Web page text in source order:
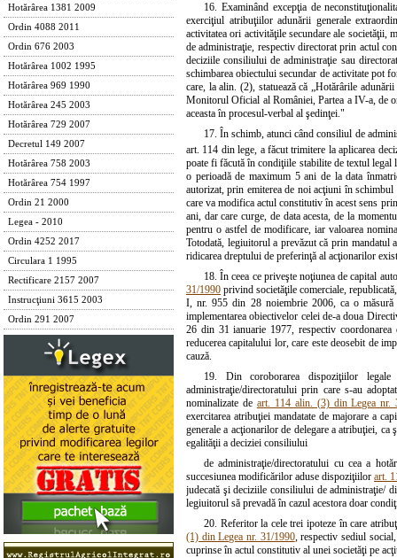
Hotărârea 1381 2009
Ordin 4088 2011
Ordin 676 2003
Hotărârea 1002 1995
Hotărârea 969 1990
Hotărârea 245 2003
Hotărârea 729 2007
Decretul 149 2007
Hotărârea 758 2003
Hotărârea 754 1997
Ordin 21 2000
Legea - 2010
Ordin 4252 2017
Circulara 1 1995
Rectificare 2157 2007
Instrucţiuni 3615 2003
Ordin 291 2007
16. Examinând excepţia de
exerciţiul atribuţiilor adunării generale
activitatea ori activităţile secundare ale societăţii,
de administraţie, respectiv directorat prin actul
deciziile consiliului de administraţie sau
schimbarea obiectului secundar de activitate pot
care, la alin. (2), statuează că „Hotărârile
Monitorul Oficial al României, Partea a IV-a, de
aceasta în procesul-verbal al şedinţei."
17. În schimb, atunci când consiliul de
art. 114 din lege, a făcut trimitere la aplicarea
poate fi făcută în condiţiile stabilite de textul
o perioadă de maximum 5 ani de la data
autorizat, prin emiterea de noi acţiuni în
care va modifica actul constitutiv în acest sens
ani, dar care curge, de data acesta, de la
pentru o astfel de modificare, iar valoarea
Totodată, legiuitorul a prevăzut că prin
ridicarea dreptului de preferinţă al acţionarilor
18. În ceea ce priveşte noţiunea de capital
31/1990 privind societăţile comerciale,
I, nr. 955 din 28 noiembrie 2006, ca o măsură
implementarea obiectivelor celei de-a doua
26 din 31 ianuarie 1977, respectiv
reducerea capitalului lor, care este deosebit de
cauză.
19. Din coroborarea dispoziţiilor
administraţie/directoratului prin care s-au
nominalizate de art. 114 alin. (3) din Legea nr.
exercitarea atribuţiei mandatate de majorare a
generale a acţionarilor de delegare a atribuţiei,
egalităţii a deciziei consiliului
de administraţie/directoratului cu cea a
succesiunea modificărilor aduse dispoziţiilor art.
judecată şi deciziile consiliului de administraţie/
legiuitorul să prevadă în cazul acestora doar
20. Referitor la cele trei ipoteze în care
(1) din Legea nr. 31/1990, respectiv sediul
cuprinse în actul constitutiv al unei societăţi pe